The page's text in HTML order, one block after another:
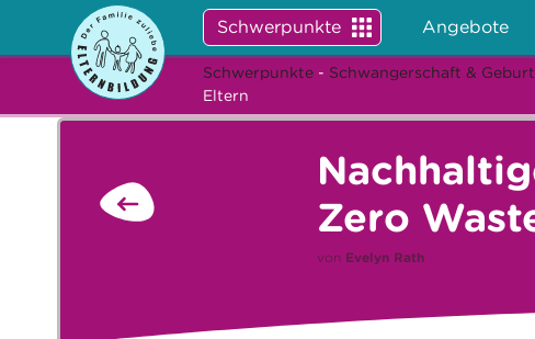
Schwerpunkte Angebote
Schwerpunkte - Schwangerschaft & Geburt
Eltern
Zero
von Evelyn Rath